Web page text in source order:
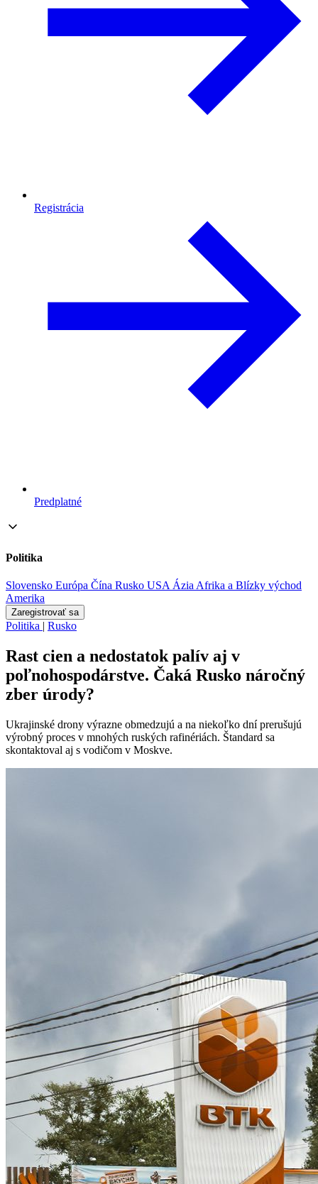
Registrácia
Predplatné
Politika
Slovensko Európa Čína Rusko USA ÁziaAfrika a Blízky východ
Amerika
Zaregistrovať sa
Politika | Rusko
Rast cien a nedostatok palív aj v
poľnohospodárstve. Čaká Rusko náročný
zber úrody?
Ukrajinské drony výrazne obmedzujú a na niekoľko dní prerušujú
výrobný proces v mnohých ruských rafinériách. Štandard sa
skontaktoval aj s vodičom v Moskve.